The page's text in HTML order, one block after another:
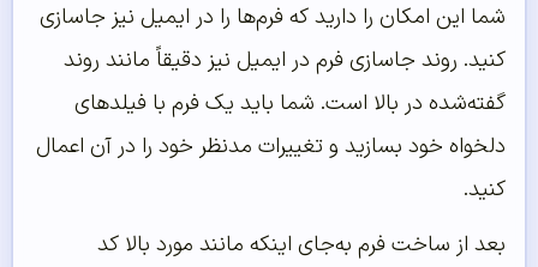
شما این امکان را دارید که فرم‌ها را در ایمیل نیز جاسازی
کنید. روند جاسازی فرم در ایمیل نیز دقیقاً مانند روند
گفته‌شده در بالا است. شما باید یک فرم با فیلدهای
دلخواه خود بسازید و تغییرات مدنظر خود را در آن اعمال
کنید.
بعد از ساخت فرم به‌جای اینکه مانند مورد بالا کد